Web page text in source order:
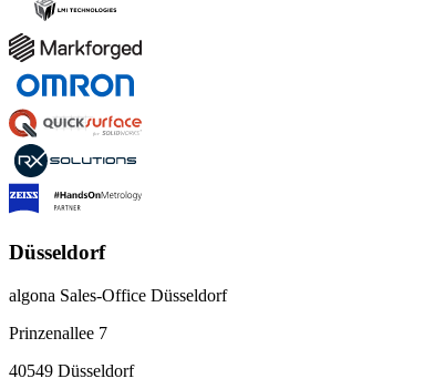
Düsseldorf
algona Sales-Office Düsseldorf
Prinzenallee 7
40549 Düsseldorf